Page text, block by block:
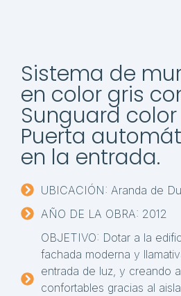
Sistema de
en color gris
Sunguard color
Puerta
en la entrada.
UBICACIÓN: Aranda de
AÑO DE LA OBRA: 2012
OBJETIVO: Dotar a la
fachada moderna y
entrada de luz, y creando
confortables gracias al